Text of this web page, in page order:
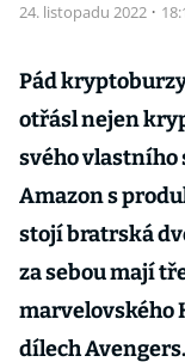
24. listopadu 2022 ·
Pád
otřásl nejen
svého vlastního
Amazon s
stojí bratrská
za sebou mají
marvelovského
dílech